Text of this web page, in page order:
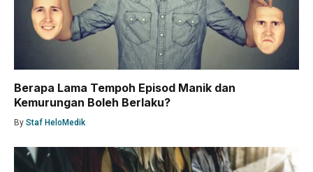
Berapa Lama Tempoh Episod Manik dan
Kemurungan Boleh Berlaku?
By Staf HeloMedik